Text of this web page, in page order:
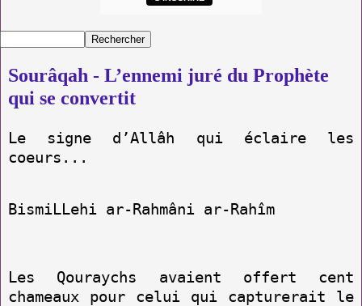
Sourâqah - L’ennemi juré du Prophète
qui se convertit
Le signe d’Allâh qui éclaire les
coeurs...
BismiLLehi ar-Rahmâni ar-Rahîm
Les Qouraychs avaient offert cent
chameaux pour celui qui capturerait le